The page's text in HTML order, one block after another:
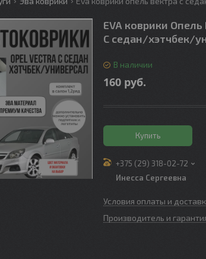
EVA коврики
С седан/хэтчбек/
В наличии
160 руб.
Купить
+375 (29) 318-02-72
Инесса Сергеевна
Условия оплаты и
Производитель и